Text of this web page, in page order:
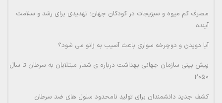
مصرف کم میوه و سبزیجات در کودکان جهان؛ تهدیدی برای رشد و سلامت
آینده
آیا دویدن و دوچرخه سواری باعث آسیب به زانو می شود؟
پیش بینی سازمان جهانی بهداشت درباره ی شمار مبتلایان به سرطان تا سال
۲۰۵۰
کشف جدید دانشمندان برای تولید نامحدود سلول های ضد سرطان